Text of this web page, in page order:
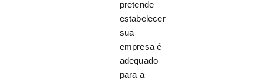
pretende
estabelecer
sua
empresa é
adequado
para a